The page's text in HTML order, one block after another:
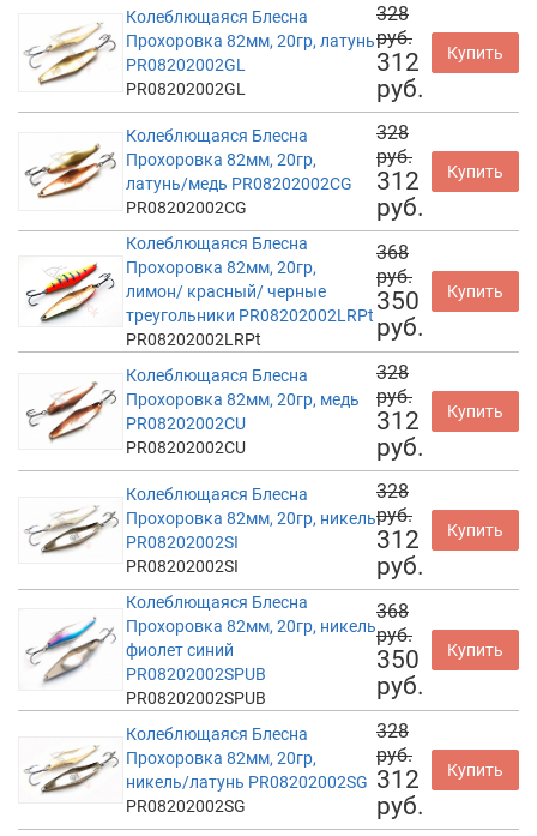
Колеблющаяся Блесна
Прохоровка 82мм, 20гр, латунь
PR08202002GL
PR08202002GL
328
руб.
312
руб.
Купить
Колеблющаяся Блесна
Прохоровка 82мм, 20гр,
латунь/медь PR08202002CG
PR08202002CG
328
руб.
312
руб.
Купить
Колеблющаяся Блесна
Прохоровка 82мм, 20гр,
лимон/ красный/ черные
треугольники PR08202002LRPt
PR08202002LRPt
368
руб.
350
руб.
Купить
Колеблющаяся Блесна
Прохоровка 82мм, 20гр, медь
PR08202002CU
PR08202002CU
328
руб.
312
руб.
Купить
Колеблющаяся Блесна
Прохоровка 82мм, 20гр, никель
PR08202002SI
PR08202002SI
328
руб.
312
руб.
Купить
Колеблющаяся Блесна
Прохоровка 82мм, 20гр, никель
фиолет синий
PR08202002SPUB
PR08202002SPUB
368
руб.
350
руб.
Купить
Колеблющаяся Блесна
Прохоровка 82мм, 20гр,
никель/латунь PR08202002SG
PR08202002SG
328
руб.
312
руб.
Купить